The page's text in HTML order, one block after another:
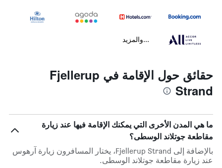
...والمزيد
حقائق حول الإقامة في Fjellerup
Strand
ما هي المدن الأخرى التي يمكنك الإقامة فيها عند زيارة
مقاطعة جوتلاند الوسطى؟
بالإضافة إلى Fjellerup Strand، يختار المسافرون زيارة آرهوس
عند زيارة مقاطعة جوتلاند الوسطى.